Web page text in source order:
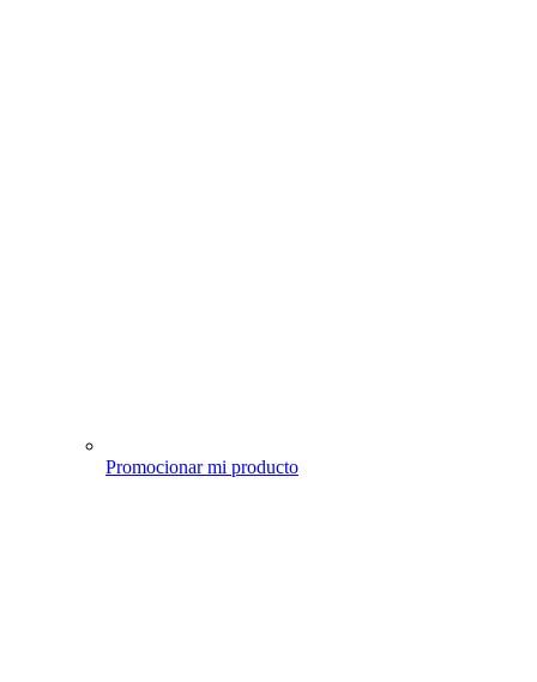
Promocionar mi producto